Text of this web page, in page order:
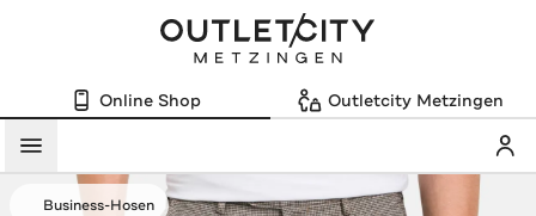
Online Shop Outletcity Metzingen
Menü
Business-Hosen